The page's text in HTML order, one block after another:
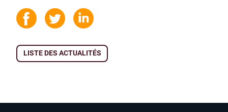
LISTE DES ACTUALITÉS